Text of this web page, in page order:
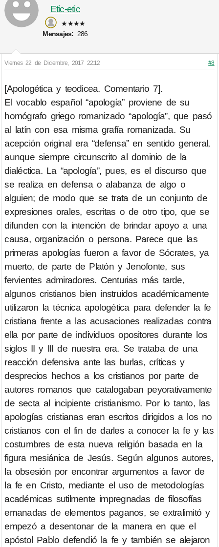
Etic-etic
★★★★
Mensajes: 286
Viernes 22 de Diciembre, 2017 22:12 #8
[Apologética y teodicea. Comentario 7].
El vocablo español “apología” proviene de su
homógrafo griego romanizado “apología”, que pasó
al latín con esa misma grafía romanizada. Su
acepción original era “defensa” en sentido general,
aunque siempre circunscrito al dominio de la
dialéctica. La “apología”, pues, es el discurso que
se realiza en defensa o alabanza de algo o
alguien; de modo que se trata de un conjunto de
expresiones orales, escritas o de otro tipo, que se
difunden con la intención de brindar apoyo a una
causa, organización o persona. Parece que las
primeras apologías fueron a favor de Sócrates, ya
muerto, de parte de Platón y Jenofonte, sus
fervientes admiradores. Centurias más tarde,
algunos cristianos bien instruidos académicamente
utilizaron la técnica apologética para defender la fe
cristiana frente a las acusaciones realizadas contra
ella por parte de individuos opositores durante los
siglos II y III de nuestra era. Se trataba de una
reacción defensiva ante las burlas, críticas y
desprecios hechos a los cristianos por parte de
autores romanos que catalogaban peyorativamente
de secta al incipiente cristianismo. Por lo tanto, las
apologías cristianas eran escritos dirigidos a los no
cristianos con el fin de darles a conocer la fe y las
costumbres de esta nueva religión basada en la
figura mesiánica de Jesús. Según algunos autores,
la obsesión por encontrar argumentos a favor de
la fe en Cristo, mediante el uso de metodologías
académicas sutilmente impregnadas de filosofías
emanadas de elementos paganos, se extralimitó y
empezó a desentonar de la manera en que el
apóstol Pablo defendió la fe y también se alejaron